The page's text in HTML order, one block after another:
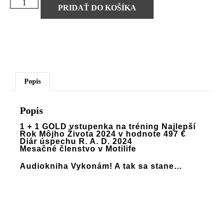
PRIDAŤ DO KOŠÍKA
Popis
Popis
1 + 1 GOLD vstupenka na tréning Najlepší
Rok Môjho Života 2024 v hodnote 497 €
Diár úspechu R. A. D. 2024
Mesačné členstvo v Motilife
Audiokniha Vykonám! A tak sa stane…